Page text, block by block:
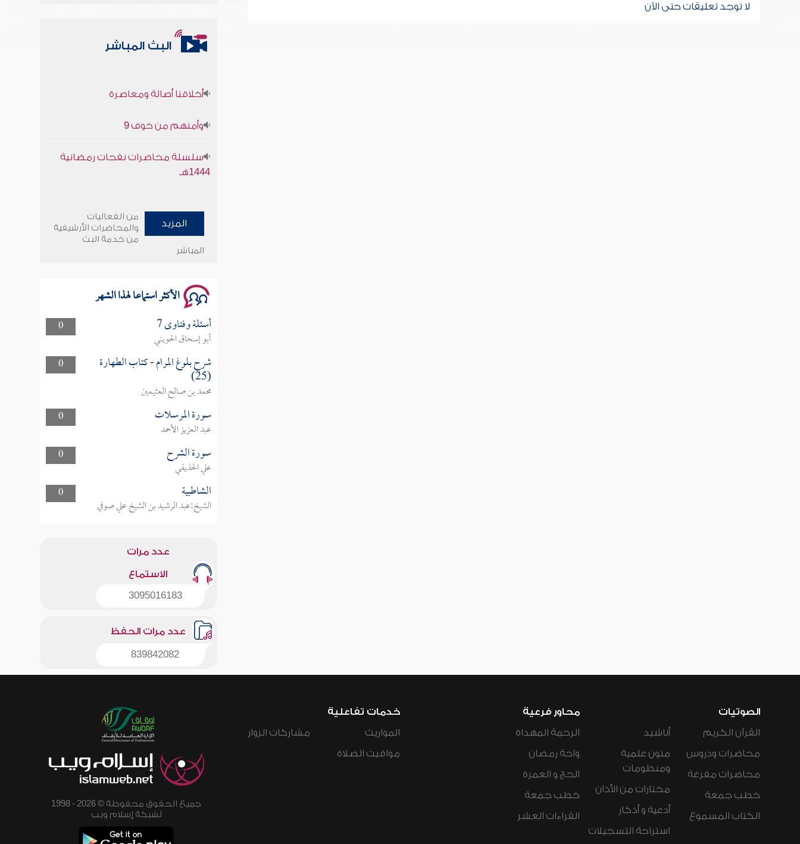
لا توجد تعليقات حتى الآن
البث المباشر
1444هـ
وأمنهم من خوف 9
المزيد
من الفعاليات
والمحاضرات الأرشيفية
من خدمة البث
المباشر
الأكثر استماعا لهذا الشهر
0 أسئلة وفتاوى 7
أبو إسحاق الحويني
0
شرح بلوغ المرام - كتاب الطهارة
(25)
محمد بن صالح العثيمين
0
سورة المرسلات
عبد العزيز الأحمد
0
سورة الشرح
علي الحذيفي
0
الشاطبية
الشيخ:عبد الرشيد بن الشيخ علي صوفي
عدد مرات
الاستماع
3095016183
عدد مرات الحفظ
839842082
الصوتيات
القرآن الكريم
محاضرات ودروس
محاضرات مفرغة
خطب جمعة
الكتاب المسموع
أناشيد
متون علمية
ومنظومات
مختارات من الأذان
أدعية و أذكار
استراحة التسجيلات
محاور فرعية
الرحمة المهداة
واحة رمضان
الحج و العمرة
خطب جمعة
القراءات العشر
خدمات تفاعلية
المواريث
مواقيت الصلاة
مشاركات الزوار
جميع الحقوق محفوظة © 2026 - 1998
لشبكة إسلام ويب